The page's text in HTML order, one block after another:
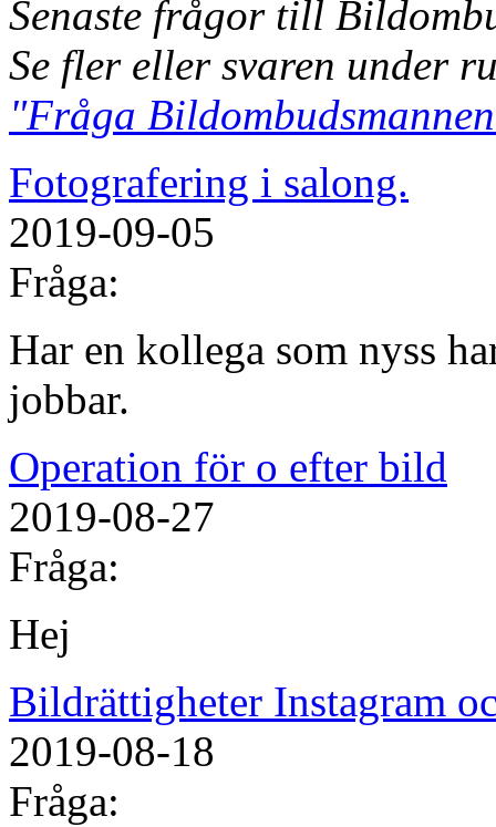
Senaste frågor till
Se fler eller svaren under
"Fråga
Fotografering i salong.
2019-09-05
Fråga:
Har en kollega som nyss
jobbar.
Operation för o efter bild
2019-08-27
Fråga:
Hej
Bildrättigheter Instagram
2019-08-18
Fråga: